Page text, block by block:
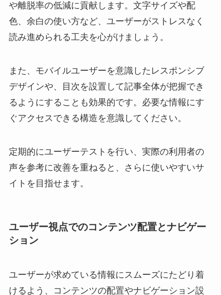
や離脱率の低減に貢献します。文字サイズや配
色、余白の使い方など、ユーザーがストレスなく
読み進められる工夫を心がけましょう。
また、モバイルユーザーを意識したレスポンシブ
デザインや、目次を設置して記事全体が把握でき
るようにすることも効果的です。必要な情報にす
ぐアクセスできる構造を意識してください。
定期的にユーザーテストを行い、実際の利用者の
声を参考に改善を重ねると、さらに使いやすいサ
イトを目指せます。
ユーザー視点でのコンテンツ配置とナビゲー
ション
ユーザーが求めている情報にスムーズにたどり着
けるよう、コンテンツの配置やナビゲーション設